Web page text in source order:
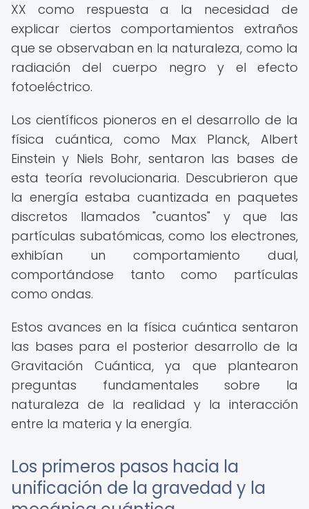
XX como respuesta a la necesidad de
explicar ciertos comportamientos extraños
que se observaban en la naturaleza, como la
radiación del cuerpo negro y el efecto
fotoeléctrico.
Los científicos pioneros en el desarrollo de la
física cuántica, como Max Planck, Albert
Einstein y Niels Bohr, sentaron las bases de
esta teoría revolucionaria. Descubrieron que
la energía estaba cuantizada en paquetes
discretos llamados "cuantos" y que las
partículas subatómicas, como los electrones,
exhibían un comportamiento dual,
comportándose tanto como partículas
como ondas.
Estos avances en la física cuántica sentaron
las bases para el posterior desarrollo de la
Gravitación Cuántica, ya que plantearon
preguntas fundamentales sobre la
naturaleza de la realidad y la interacción
entre la materia y la energía.
Los primeros pasos hacia la
unificación de la gravedad y la